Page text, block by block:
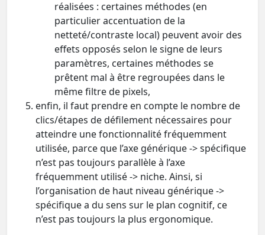
réalisées : certaines méthodes (en
particulier accentuation de la
netteté/contraste local) peuvent avoir des
effets opposés selon le signe de leurs
paramètres, certaines méthodes se
prêtent mal à être regroupées dans le
même filtre de pixels,
enfin, il faut prendre en compte le nombre de
clics/étapes de défilement nécessaires pour
atteindre une fonctionnalité fréquemment
utilisée, parce que l’axe générique -> spécifique
n’est pas toujours parallèle à l’axe
fréquemment utilisé -> niche. Ainsi, si
l’organisation de haut niveau générique ->
spécifique a du sens sur le plan cognitif, ce
n’est pas toujours la plus ergonomique.